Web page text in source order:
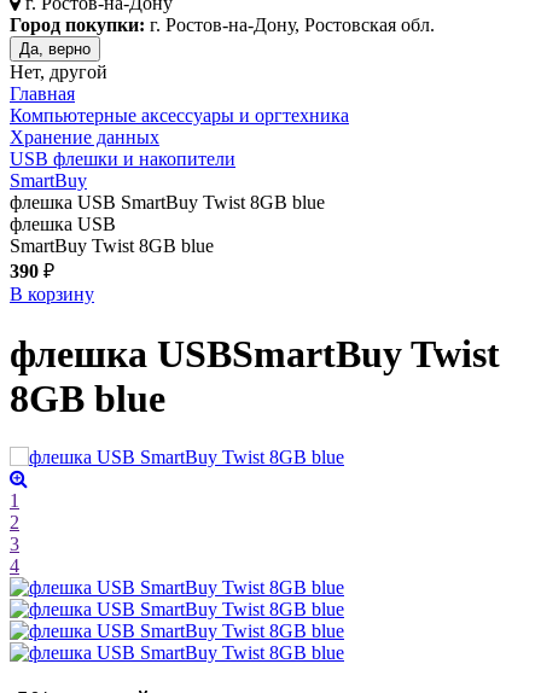
Город покупки: г. Ростов-на-Дону, Ростовская обл.
Да, верно
Нет, другой
Главная
Компьютерные аксессуары и оргтехника
Хранение данных
USB флешки и накопители
SmartBuy
флешка USB SmartBuy Twist 8GB blue
флешка USB
SmartBuy Twist 8GB blue
390 ₽
В корзину
флешка USBSmartBuy Twist
8GB blue
1
2
3
4